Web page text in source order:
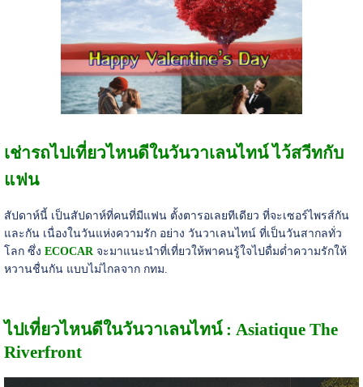
เช่ารถไปเที่ยวไหนดีในวันวาเลนไทน์ ไว้สวีทกับ
แฟน
สัปดาห์นี้ เป็นสัปดาห์ที่คนที่มีแฟน ตั้งตารอเลยทีเดียว ที่จะเซอร์ไพรส์กัน
และกัน เนื่องในวันแห่งความรัก อย่าง วันวาเลนไทน์ ที่เป็นวันสากลทั่ว
โลก ซึ่ง ECOCAR จะมาแนะนำที่เที่ยวให้พาคนรู้ใจไปดื่มด่ำความรักให้
หวานชื่นกัน แบบไม่ไกลจาก กทม.
ไปเที่ยวไหนดีในวันวาเลนไทน์ : Asiatique The
Riverfront